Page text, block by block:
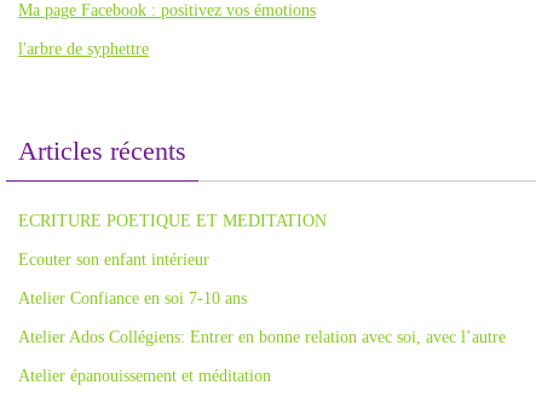
Ma page Facebook : positivez vos émotions
l'arbre de syphettre
Articles récents
ECRITURE POETIQUE ET MEDITATION
Ecouter son enfant intérieur
Atelier Confiance en soi 7-10 ans
Atelier Ados Collégiens: Entrer en bonne relation avec soi, avec l’autre
Atelier épanouissement et méditation